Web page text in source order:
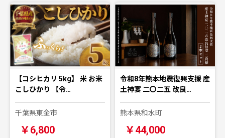
【コシヒカリ 5kg】 米 お米
こしひかり 【令…
千葉県東金市
￥6,800
令和8年熊本地震復興支援 産
土神宴 二〇二五 改良…
熊本県和水町
￥44,000